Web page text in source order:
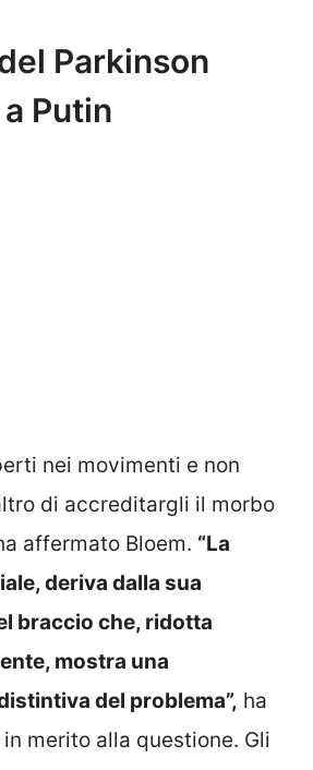
Parkinson
Putin
nei movimenti e non
di accreditargli il morbo
affermato Bloem. “La
deriva dalla sua
braccio che, ridotta
mostra una
del problema”, ha
merito alla questione. Gli